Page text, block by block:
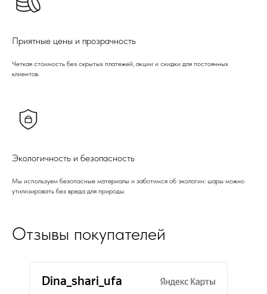
Приятные цены и прозрачность
Четкая стоимость без скрытых платежей, акции и скидки для постоянных
клиентов.
Экологичность и безопасность
Мы используем безопасные материалы и заботимся об экологии: шары можно
утилизировать без вреда для природы.
Отзывы покупателей